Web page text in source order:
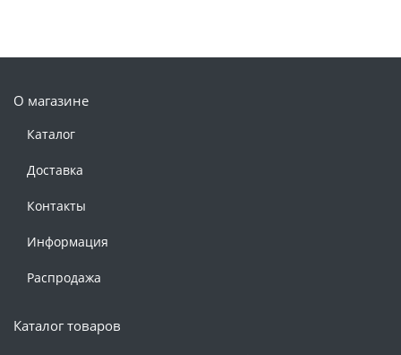
О магазине
Каталог
Доставка
Контакты
Информация
Распродажа
Каталог товаров